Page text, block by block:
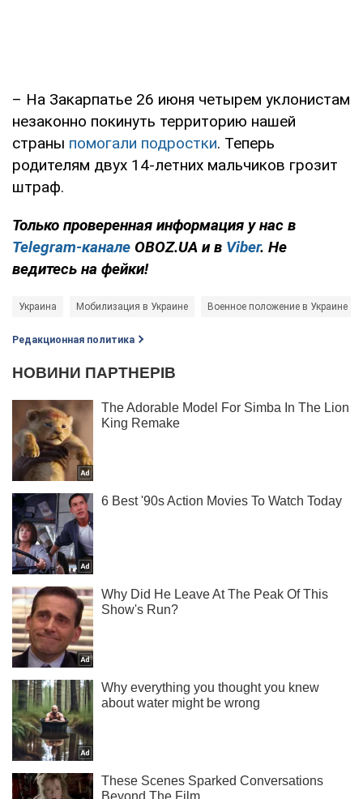
– На Закарпатье 26 июня четырем уклонистам
незаконно покинуть территорию нашей
страны помогали подростки. Теперь
родителям двух 14-летних мальчиков грозит
штраф.
Только проверенная информация у нас в
Telegram-канале OBOZ.UA и в Viber. Не
ведитесь на фейки!
Украина Мобилизация в Украине Военное положение в Украине
Редакционная политика